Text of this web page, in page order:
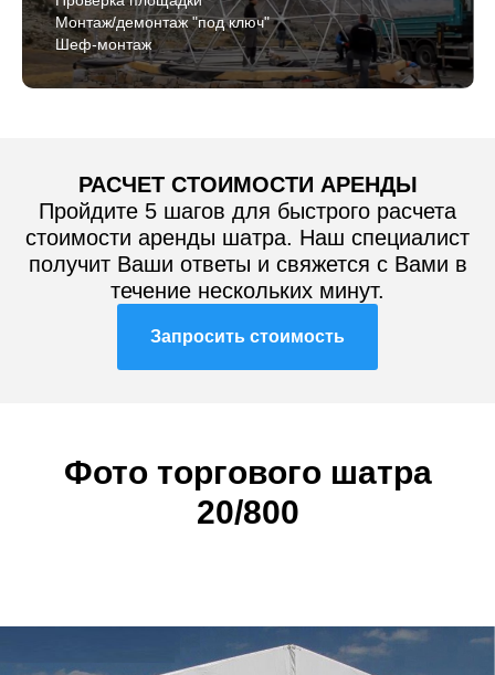
Монтаж/демонтаж "под ключ"
Шеф-монтаж
РАСЧЕТ СТОИМОСТИ АРЕНДЫ
Пройдите 5 шагов для быстрого расчета
стоимости аренды шатра. Наш специалист
получит Ваши ответы и свяжется с Вами в
течение нескольких минут.
Запросить стоимость
Фото торгового шатра
20/800